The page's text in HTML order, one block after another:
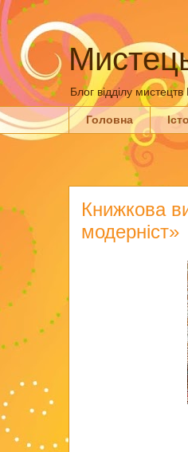
Блог відділу
Головна
Книжкова
модерніст»